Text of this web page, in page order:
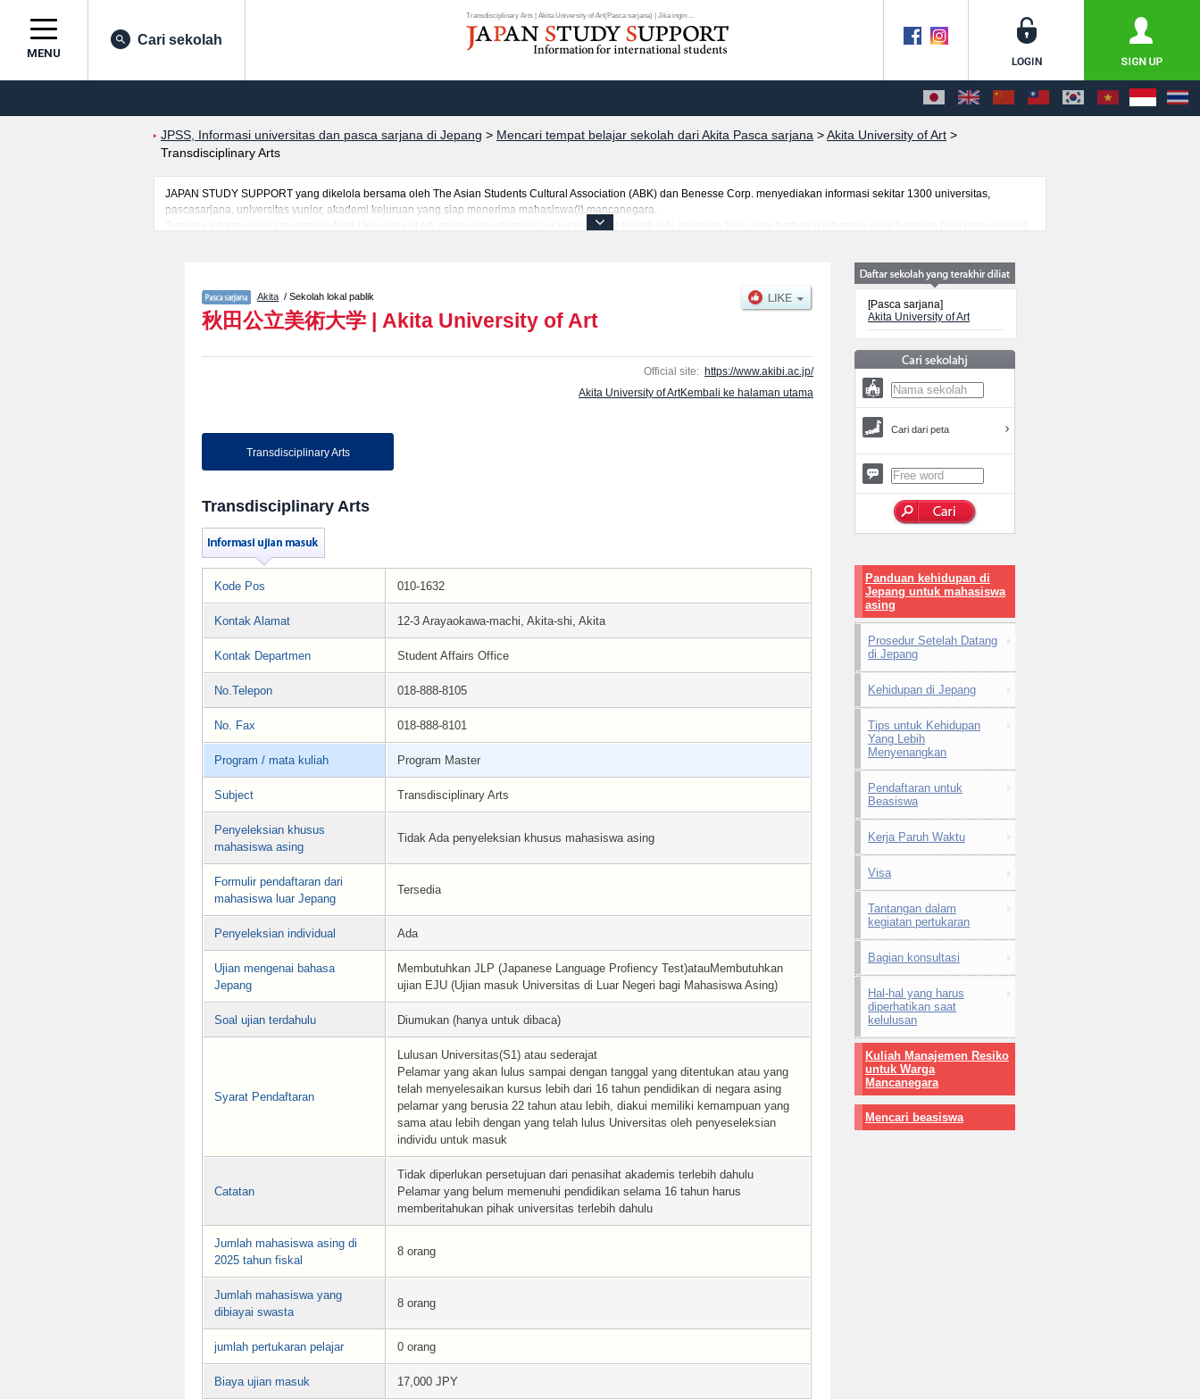
Transdisciplinary Arts | Akita University of Art(Pasca sarjana) | Jika ingin ...
MENU
Cari sekolah
JPSS, Informasi universitas dan pasca sarjana di Jepang > Mencari tempat belajar sekolah dari Akita Pasca sarjana > Akita University of Art >
Transdisciplinary Arts
JAPAN STUDY SUPPORT yang dikelola bersama oleh The Asian Students Cultural Association (ABK) dan Benesse Corp. menyediakan informasi sekitar 1300 universitas,
pascasarjana, universitas yunior, akademi kejuruan yang siap menerima mahasiswa(i) mancanegara.
Tersedia informasi rinci mengenai Akita University of Art, mencakup informasi per jurusan riset seperti %% research %%, serta berbagai informasi yang berguna bagi mahasiswa(i)
Akita / Sekolah lokal pablik
秋田公立美術大学 | Akita University of Art
Official site: https://www.akibi.ac.jp/
Akita University of ArtKembali ke halaman utama
Transdisciplinary Arts
Transdisciplinary Arts
Kode Pos 010-1632
Kontak Alamat 12-3 Arayaokawa-machi, Akita-shi, Akita
Kontak Departmen Student Affairs Office
No.Telepon 018-888-8105
No. Fax 018-888-8101
Program / mata kuliah Program Master
Subject Transdisciplinary Arts
Penyeleksian khusus
mahasiswa asing
Tidak Ada penyeleksian khusus mahasiswa asing
Formulir pendaftaran dari
mahasiswa luar Jepang
Tersedia
Penyeleksian individual Ada
Ujian mengenai bahasa
Jepang
Membutuhkan JLP (Japanese Language Profiency Test)atauMembutuhkan
ujian EJU (Ujian masuk Universitas di Luar Negeri bagi Mahasiswa Asing)
Soal ujian terdahulu Diumukan (hanya untuk dibaca)
Syarat Pendaftaran
Lulusan Universitas(S1) atau sederajat
Pelamar yang akan lulus sampai dengan tanggal yang ditentukan atau yang
telah menyelesaikan kursus lebih dari 16 tahun pendidikan di negara asing
pelamar yang berusia 22 tahun atau lebih, diakui memiliki kemampuan yang
sama atau lebih dengan yang telah lulus Universitas oleh penyeseleksian
individu untuk masuk
Catatan
Tidak diperlukan persetujuan dari penasihat akademis terlebih dahulu
Pelamar yang belum memenuhi pendidikan selama 16 tahun harus
memberitahukan pihak universitas terlebih dahulu
Jumlah mahasiswa asing di
2025 tahun fiskal
8 orang
Jumlah mahasiswa yang
dibiayai swasta
8 orang
jumlah pertukaran pelajar 0 orang
Biaya ujian masuk 17,000 JPY
[Pasca sarjana]
Akita University of Art
Cari dari peta
Panduan kehidupan di
Jepang untuk mahasiswa
asing
Prosedur Setelah Datang
di Jepang
Kehidupan di Jepang
Tips untuk Kehidupan
Yang Lebih
Menyenangkan
Pendaftaran untuk
Beasiswa
Kerja Paruh Waktu
Visa
Tantangan dalam
kegiatan pertukaran
Bagian konsultasi
Hal-hal yang harus
diperhatikan saat
kelulusan
Kuliah Manajemen Resiko
untuk Warga
Mancanegara
Mencari beasiswa